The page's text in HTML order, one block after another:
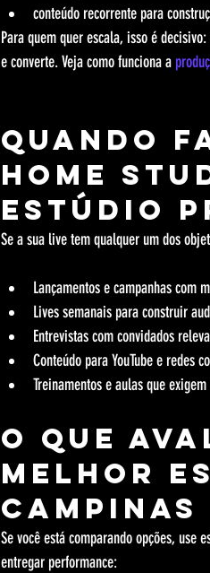
conteúdo recorrente para
Para quem quer escala, isso é
e converte. Veja como funciona a
Quando
home
estúdio
Se a sua live tem qualquer um dos
Lançamentos e campanhas com
Lives semanais para construir
Entrevistas com convidados
Conteúdo para YouTube e redes
Treinamentos e aulas que
O que
melhor
Campinas
Se você está comparando opções, use
entregar performance: